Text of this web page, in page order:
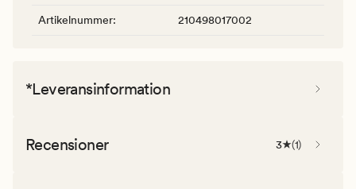
Artikelnummer: 210498017002
*Leveransinformation
Recensioner 3 (1)